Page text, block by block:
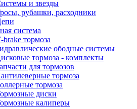
и звезды
рубашки, расходники
система
brake тормоза
ободные системы
тормоза - комплекты
для тормозов
тормоза
тормоза
диски
калиперы